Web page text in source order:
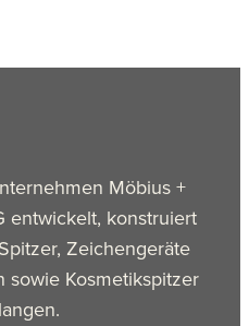
Möbius +
entwickelt, konstruiert
Zeichengeräte
sowie Kosmetikspitzer